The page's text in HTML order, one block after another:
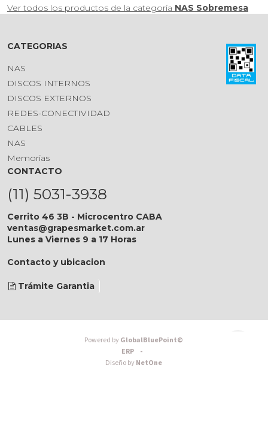
Ver todos los productos de la categoría NAS Sobremesa
CATEGORIAS
NAS
DISCOS INTERNOS
DISCOS EXTERNOS
REDES-CONECTIVIDAD
CABLES
NAS
Memorias
CONTACTO
(11) 5031-3938
Cerrito 46 3B - Microcentro CABA
ventas@grapesmarket.com.ar
Lunes a Viernes 9 a 17 Horas
Contacto y ubicacion
Trámite Garantia
Powered byGlobalBluePoint©
ERP -
Diseño byNetOne